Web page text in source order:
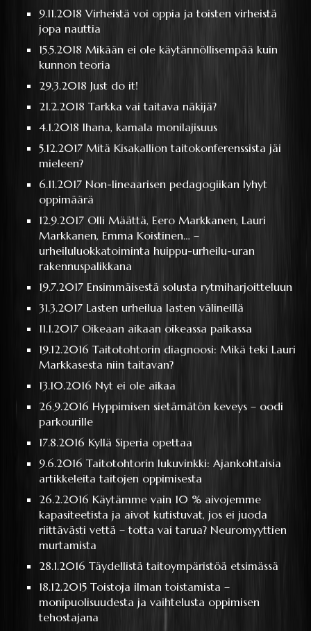
9.11.2018Virheistä voi oppia ja toisten virheistä
jopa nauttia
15.5.2018 Mikään ei ole käytännöllisempää kuin
kunnon teoria
29.3.2018 Just do it!
21.2.2018Tarkka vai taitava näkijä?
4.1.2018 Ihana, kamala monilajisuus
5.12.2017 Mitä Kisakallion taitokonferenssista jäi
mieleen?
6.11.2017 Non-lineaarisen pedagogiikan lyhyt
oppimäärä
12.9.2017 Olli Määttä, Eero Markkanen, Lauri
Markkanen, Emma Koistinen… –
urheiluluokkatoiminta huippu-urheilu-uran
rakennuspalikkana
19.7.2017 Ensimmäisestä solusta rytmiharjoitteluun
31.3.2017 Lasten urheilua lasten välineillä
11.1.2017 Oikeaan aikaan oikeassa paikassa
19.12.2016Taitotohtorin diagnoosi: Mikä teki Lauri
Markkasesta niin taitavan?
13.10.2016Nyt ei ole aikaa
26.9.2016 Hyppimisen sietämätön keveys – oodi
parkourille
17.8.2016 Kyllä Siperia opettaa
9.6.2016Taitotohtorin lukuvinkki: Ajankohtaisia
artikkeleita taitojen oppimisesta
26.2.2016Käytämme vain 10 % aivojemme
kapasiteetista ja aivot kutistuvat, jos ei juoda
riittävästi vettä – totta vai tarua? Neuromyyttien
murtamista
28.1.2016Täydellistä taitoympäristöä etsimässä
18.12.2015Toistoja ilman toistamista –
monipuolisuudesta ja vaihtelusta oppimisen
tehostajana